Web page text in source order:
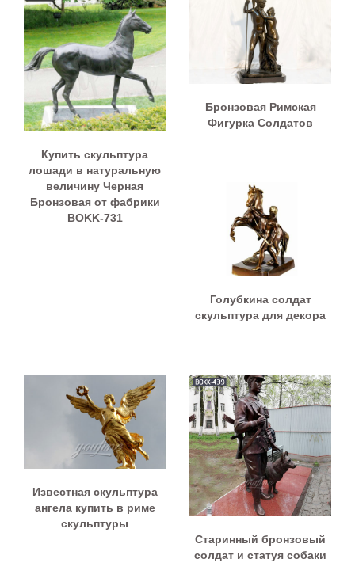
Купить скульптура
лошади в натуральную
величину Черная
Бронзовая от фабрики
BOKK-731
Бронзовая Римская
Фигурка Солдатов
Голубкина солдат
скульптура для декора
Известная скульптура
ангела купить в риме
скульптуры
Старинный бронзовый
солдат и статуя собаки